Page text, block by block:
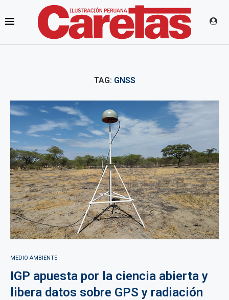
TAG: GNSS
MEDIO AMBIENTE
IGP apuesta por la ciencia abierta y
libera datos sobre GPS y radiación